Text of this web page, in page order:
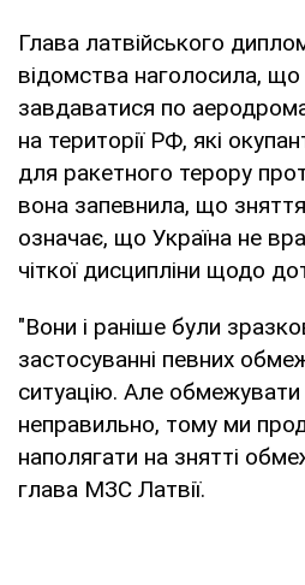
Глава латвійського
відомства наголосила,
завдаватися по
на території РФ, які
для ракетного терору
вона запевнила, що
означає, що Україна не
чіткої дисципліни щодо
"Вони і раніше були
застосуванні певних
ситуацію. Але обмежувати
неправильно, тому ми
наполягати на знятті
глава МЗС Латвії.